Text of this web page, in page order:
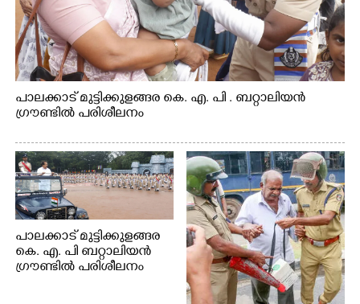
പാലക്കാട് മുട്ടിക്കുളങ്ങര കെ. എ. പി . ബറ്റാലിയൻ
ഗ്രൗണ്ടിൽ പരിശീലനം
പാലക്കാട് മുട്ടിക്കുളങ്ങര
കെ. എ. പി ബറ്റാലിയൻ
ഗ്രൗണ്ടിൽ പരിശീലനം